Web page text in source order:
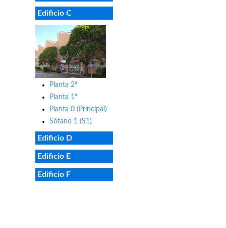
Edificio C
Planta 2ª
Planta 1ª
Planta 0 (Principal)
Sótano 1 (S1)
Edificio D
Edificio E
Edificio F